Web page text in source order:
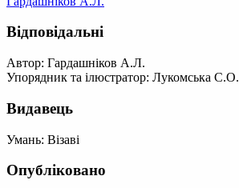
Відповідальні
Автор: Гардашніков А.Л.
Упорядник та ілюстратор: Лукомська С.О.
Видавець
Умань: Візаві
Опубліковано